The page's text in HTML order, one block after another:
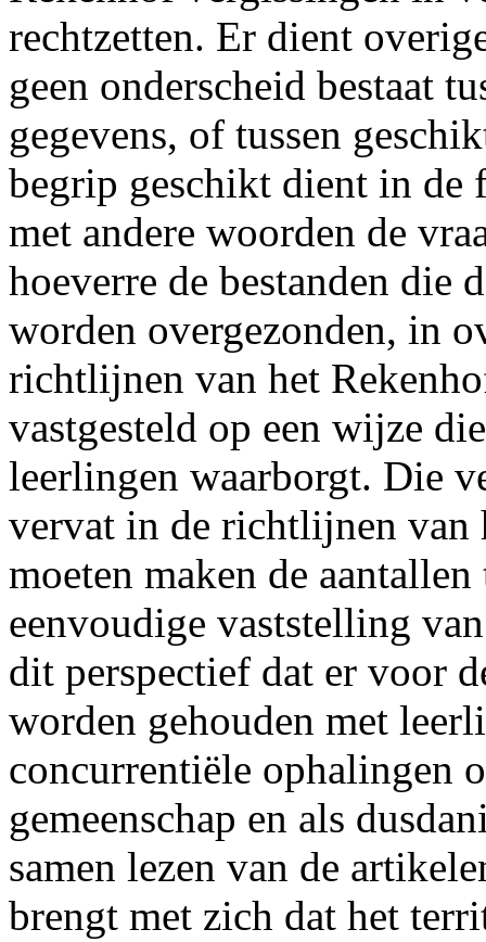
rechtzetten. Er dient
geen onderscheid bestaat
gegevens, of tussen
begrip geschikt dient in de
met andere woorden de
hoeverre de bestanden die
worden overgezonden, in
richtlijnen van het
vastgesteld op een wijze
leerlingen waarborgt. Die
vervat in de richtlijnen van
moeten maken de
eenvoudige vaststelling
dit perspectief dat er voor
worden gehouden met
concurrentiële ophalingen
gemeenschap en als
samen lezen van de
brengt met zich dat het